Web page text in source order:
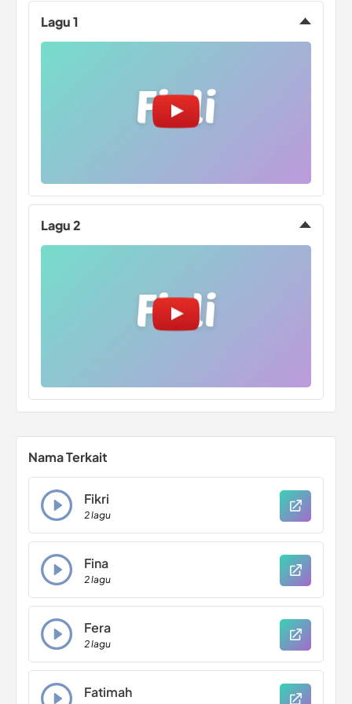
Lagu 1
Lagu 2
Nama Terkait
Fikri
2 lagu
Fina
2 lagu
Fera
2 lagu
Fatimah